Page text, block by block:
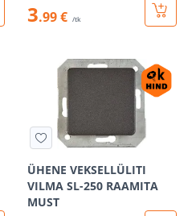
3.99 € /tk
ÜHENE VEKSELLÜLITI
VILMA SL-250 RAAMITA
MUST